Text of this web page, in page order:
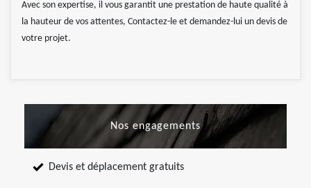
Avec son expertise, il vous garantit une prestation de haute qualité à
la hauteur de vos attentes, Contactez-le et demandez-lui un devis de
votre projet.
Nos engagements
Devis et déplacement gratuits